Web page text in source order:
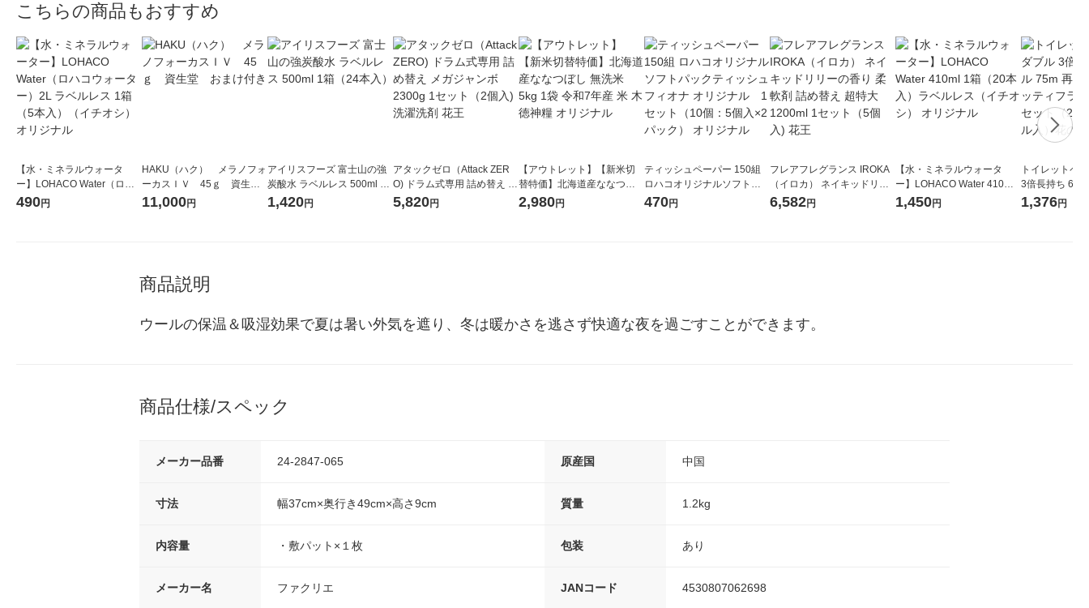
こちらの商品もおすすめ
【水・ミネラルウォータ
ー】LOHACO Water（ロハ
コウォーター）2L ラベルレ
490円
HAKU（ハク） メラノフォ
ーカスＩＶ 45ｇ 資生
堂 おまけ付き
11,000円
アイリスフーズ 富士山の強
炭酸水 ラベルレス 500ml 1
箱（24本入）
1,420円
アタックゼロ（Attack ZER
O) ドラム式専用 詰め替え メ
ガジャンボ 2300g 1セット
5,820円
【アウトレット】【新米切
替特価】北海道産ななつぼ
し 無洗米 5kg 1袋 令和7年産
2,980円
ティッシュペーパー 150組
ロハコオリジナルソフトパ
ックティッシュ フィオナ オ
470円
フレアフレグランス IROKA
（イロカ） ネイキッドリリ
ーの香り 柔軟剤 詰め替え 超
6,582円
【水・ミネラルウォータ
ー】LOHACO Water 410ml
1箱（20本入）ラベルレス
1,450円
トイレットペ
3倍長持ち 6ロール
紙配合 スコッ
1,376円
商品説明
ウールの保温＆吸湿効果で夏は暑い外気を遮り、冬は暖かさを逃さず快適な夜を過ごすことができます。
商品仕様/スペック
メーカー品番 24-2847-065 原産国 中国
寸法 幅37cm×奥行き49cm×高さ9cm 質量 1.2kg
内容量 ・敷パット×１枚 包装 あり
メーカー名 ファクリエ JANコード 4530807062698